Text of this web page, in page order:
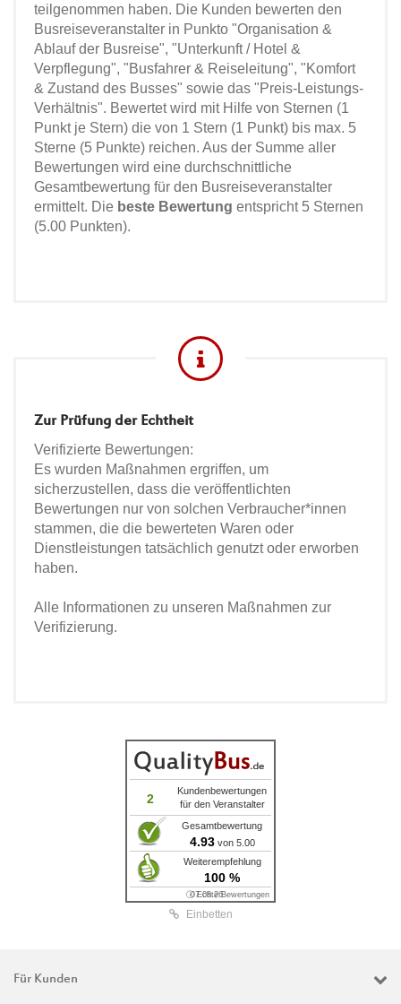
teilgenommen haben. Die Kunden bewerten den
Busreiseveranstalter in Punkto "Organisation &
Ablauf der Busreise", "Unterkunft / Hotel &
Verpflegung", "Busfahrer & Reiseleitung", "Komfort
& Zustand des Busses" sowie das "Preis-Leistungs-
Verhältnis". Bewertet wird mit Hilfe von Sternen (1
Punkt je Stern) die von 1 Stern (1 Punkt) bis max. 5
Sterne (5 Punkte) reichen. Aus der Summe aller
Bewertungen wird eine durchschnittliche
Gesamtbewertung für den Busreiseveranstalter
ermittelt. Die beste Bewertung entspricht 5 Sternen
(5.00 Punkten).
Zur Prüfung der Echtheit
Verifizierte Bewertungen:
Es wurden Maßnahmen ergriffen, um
sicherzustellen, dass die veröffentlichten
Bewertungen nur von solchen Verbraucher*innen
stammen, die die bewerteten Waren oder
Dienstleistungen tatsächlich genutzt oder erworben
haben.
Alle Informationen zu unseren Maßnahmen zur
Verifizierung.
2
Kundenbewertungen
für den Veranstalter
Gesamtbewertung
4.93von 5.00
Weiterempfehlung
100 %
07.08.26
ⓘ Echte Bewertungen
Einbetten
Für Kunden